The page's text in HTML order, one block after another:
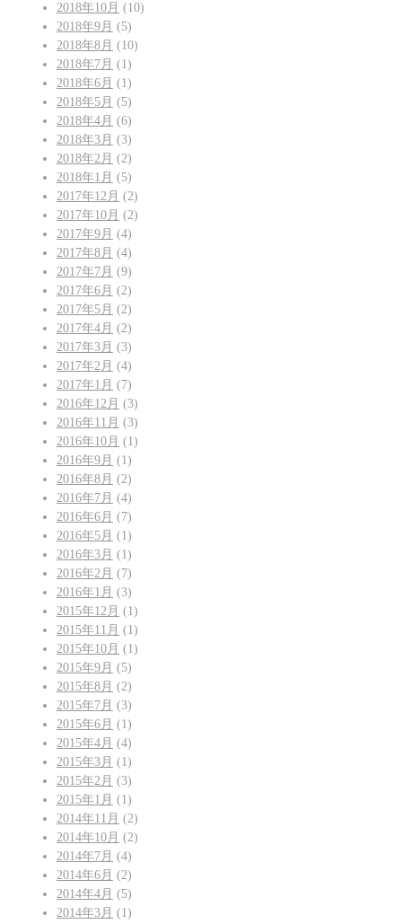
2018年10月 (10)
2018年9月 (5)
2018年8月 (10)
2018年7月 (1)
2018年6月 (1)
2018年5月 (5)
2018年4月 (6)
2018年3月 (3)
2018年2月 (2)
2018年1月 (5)
2017年12月 (2)
2017年10月 (2)
2017年9月 (4)
2017年8月 (4)
2017年7月 (9)
2017年6月 (2)
2017年5月 (2)
2017年4月 (2)
2017年3月 (3)
2017年2月 (4)
2017年1月 (7)
2016年12月 (3)
2016年11月 (3)
2016年10月 (1)
2016年9月 (1)
2016年8月 (2)
2016年7月 (4)
2016年6月 (7)
2016年5月 (1)
2016年3月 (1)
2016年2月 (7)
2016年1月 (3)
2015年12月 (1)
2015年11月 (1)
2015年10月 (1)
2015年9月 (5)
2015年8月 (2)
2015年7月 (3)
2015年6月 (1)
2015年4月 (4)
2015年3月 (1)
2015年2月 (3)
2015年1月 (1)
2014年11月 (2)
2014年10月 (2)
2014年7月 (4)
2014年6月 (2)
2014年4月 (5)
2014年3月 (1)